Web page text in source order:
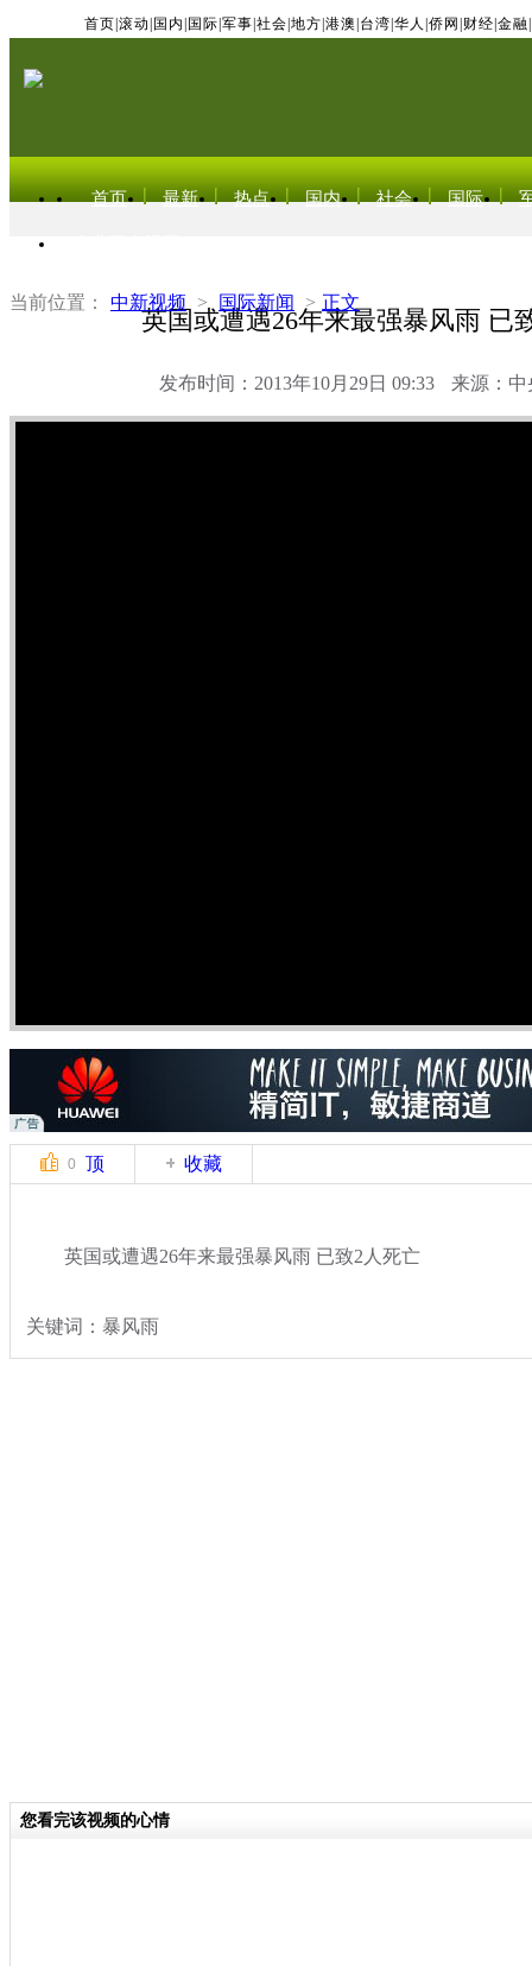
首页 滚动 国内 国际 军事 社会 地方 港澳 台湾 华人 侨网 财经 金融
首页 最新 热点 国内 社会 国际
当前位置： 中新视频 > 国际新闻 > 正文
英国或遭遇26年来最强暴风雨 已
发布时间：2013年10月29日 09:33 来源：中
0 顶 收藏
英国或遭遇26年来最强暴风雨 已致2人死亡
关键词：暴风雨
您看完该视频的心情